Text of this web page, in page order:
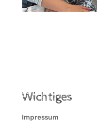
Wichtiges
Impressum